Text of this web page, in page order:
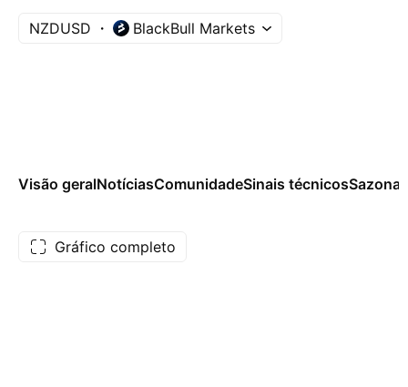
Americano
NZDUSD BlackBull Markets
Visão geralNotíciasComunidadeSinais técnicos
Gráfico completo